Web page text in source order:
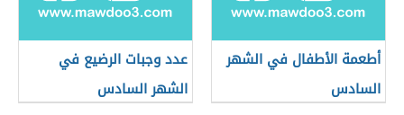
أطعمة الأطفال في الشهر
السادس
عدد وجبات الرضيع في
الشهر السادس